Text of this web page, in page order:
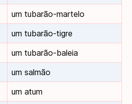
um tubarão-martelo
um tubarão-tigre
um tubarão-baleia
um salmão
um atum